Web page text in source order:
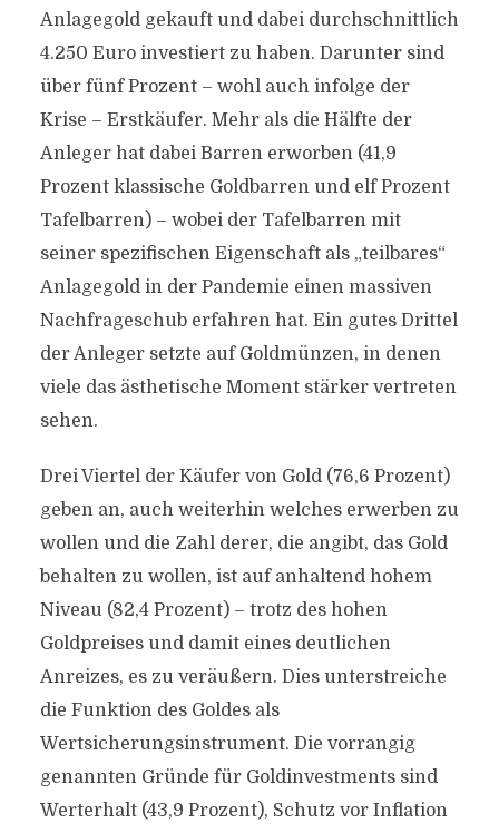
Anlagegold gekauft und dabei durchschnittlich
4.250 Euro investiert zu haben. Darunter sind
über fünf Prozent – wohl auch infolge der
Krise – Erstkäufer. Mehr als die Hälfte der
Anleger hat dabei Barren erworben (41,9
Prozent klassische Goldbarren und elf Prozent
Tafelbarren) – wobei der Tafelbarren mit
seiner spezifischen Eigenschaft als „teilbares“
Anlagegold in der Pandemie einen massiven
Nachfrageschub erfahren hat. Ein gutes Drittel
der Anleger setzte auf Goldmünzen, in denen
viele das ästhetische Moment stärker vertreten
sehen.
Drei Viertel der Käufer von Gold (76,6 Prozent)
geben an, auch weiterhin welches erwerben zu
wollen und die Zahl derer, die angibt, das Gold
behalten zu wollen, ist auf anhaltend hohem
Niveau (82,4 Prozent) – trotz des hohen
Goldpreises und damit eines deutlichen
Anreizes, es zu veräußern. Dies unterstreiche
die Funktion des Goldes als
Wertsicherungsinstrument. Die vorrangig
genannten Gründe für Goldinvestments sind
Werterhalt (43,9 Prozent), Schutz vor Inflation